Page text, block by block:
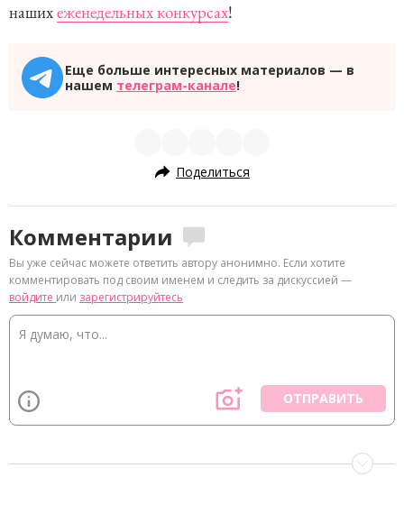
нашихеженедельных конкурсах!
Еще больше интересных материалов — в
нашем телеграм-канале!
Поделиться
Комментарии
Вы уже сейчас можете ответить автору анонимно. Если хотите
комментировать под своим именем и следить за дискуссией —
войдите или зарегистрируйтесь
ОТПРАВИТЬ